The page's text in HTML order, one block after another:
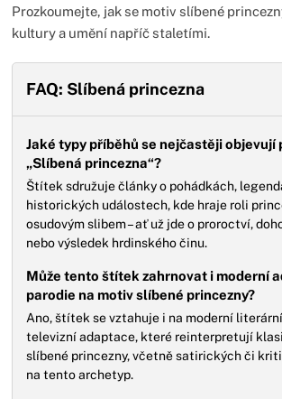
Prozkoumejte, jak se motiv slíbené
kultury a umění napříč staletími.
FAQ: Slíbená princezna
Jaké typy příběhů se nejčastěji objevují
„Slíbená princezna“?
Štítek sdružuje články o pohádkách,
historických událostech, kde hraje roli
osudovým slibem – ať už jde o proroctví,
nebo výsledek hrdinského činu.
Může tento štítek zahrnovat i moderní
parodie na motiv slíbené princezny?
Ano, štítek se vztahuje i na moderní
televizní adaptace, které reinterpretují
slíbené princezny, včetně satirických či
na tento archetyp.